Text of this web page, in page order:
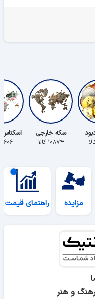
سکه خارجی
۱۰۸۷۴ کالا ۵۶۰۶ کالا
مزایده راهنمای قیمت
و هنر